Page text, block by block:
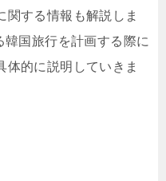
関する情報も解説しま
国旅行を計画する際に
体的に説明していきま